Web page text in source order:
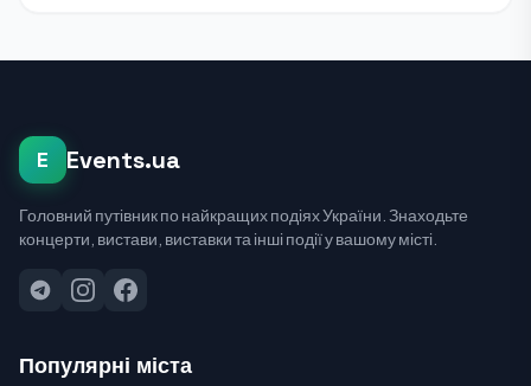
E Events.ua
Головний путівник по найкращих подіях України. Знаходьте
концерти, вистави, виставки та інші події у вашому місті.
Популярні міста